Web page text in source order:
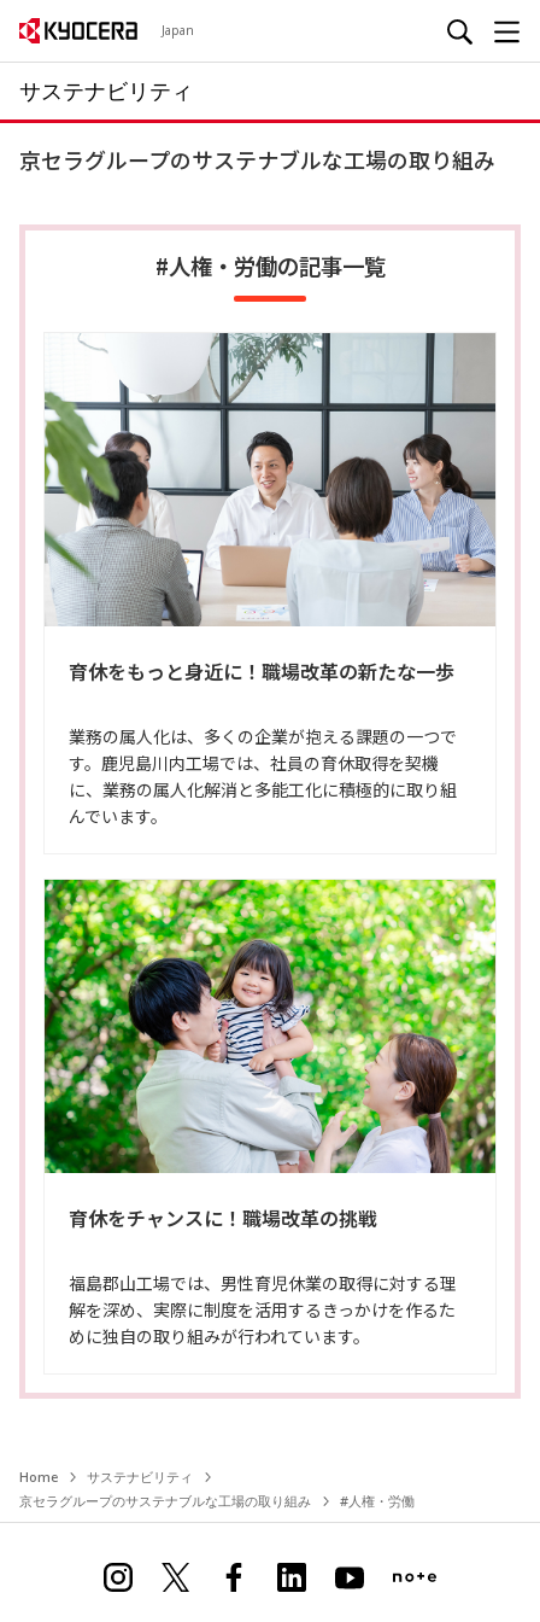
Japan
サステナビリティ
京セラグループのサステナブルな工場の取り組み
#人権・労働の記事一覧
育休をもっと身近に！職場改革の新たな一歩
業務の属人化は、多くの企業が抱える課題の一つで
す。鹿児島川内工場では、社員の育休取得を契機
に、業務の属人化解消と多能工化に積極的に取り組
んでいます。
育休をチャンスに！職場改革の挑戦
福島郡山工場では、男性育児休業の取得に対する理
解を深め、実際に制度を活用するきっかけを作るた
めに独自の取り組みが行われています。
Home
サステナビリティ
京セラグループのサステナブルな工場の取り組み
#人権・労働